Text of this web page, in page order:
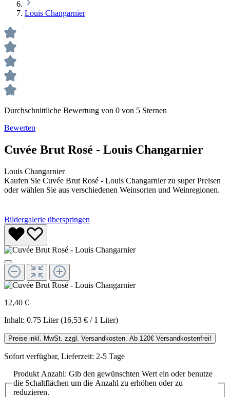
Louis Changarnier
Durchschnittliche Bewertung von 0 von 5 Sternen
Bewerten
Cuvée Brut Rosé - Louis Changarnier
Louis Changarnier
Kaufen Sie Cuvée Brut Rosé - Louis Changarnier zu super Preisen
oder wählen Sie aus verschiedenen Weinsorten und Weinregionen.
Bildergalerie überspringen
12,40 €
Inhalt: 0.75 Liter(16,53 € / 1 Liter)
Preise inkl. MwSt. zzgl. Versandkosten. Ab 120€ Versandkostenfrei!
Sofort verfügbar, Lieferzeit: 2-5 Tage
Produkt Anzahl: Gib den gewünschten Wert ein oder benutze
die Schaltflächen um die Anzahl zu erhöhen oder zu
reduzieren.